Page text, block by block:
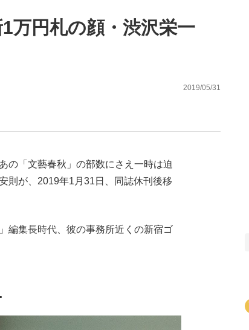
万円札の顔・渋沢栄一
2019/05/31
の「文藝春秋」の部数にさえ一時は迫
則が、2019年1月31日、同誌休刊後移
編集長時代、彼の事務所近くの新宿ゴ